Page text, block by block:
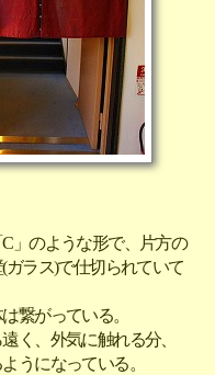
」のような形で、片方の
ラス)で仕切られていて
繋がっている。
く、外気に触れる分、
うになっている。